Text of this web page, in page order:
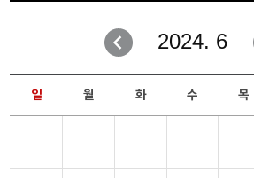
2024. 6
일 월 화 수 목